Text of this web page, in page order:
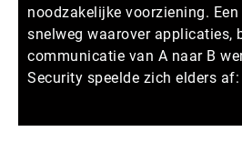
noodzakelijke voorziening.
snelweg waarover applicaties,
communicatie van A naar B
Security speelde zich elders af: